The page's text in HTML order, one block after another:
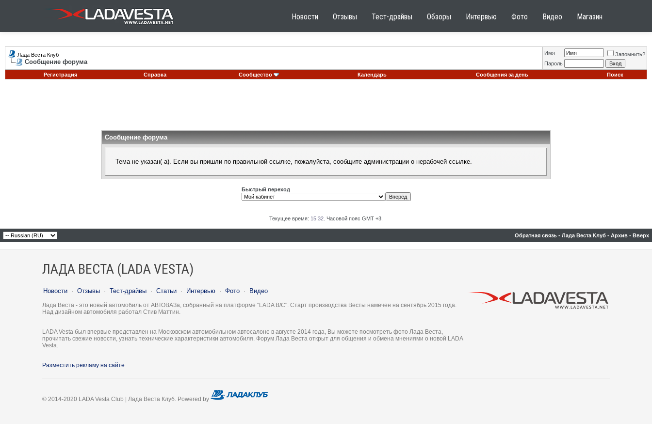
Новости Отзывы Тест-драйвы Обзоры Интервью Фото Видео Магазин
Лада Веста Клуб
Сообщение форума
Имя
Запомнить?
Пароль
Регистрация
Справка Сообщество Календарь Сообщения за день Поиск
Сообщение форума
Тема не указан(-а). Если вы пришли по правильной ссылке, пожалуйста, сообщите администрации о нерабочей ссылке.
Быстрый переход
Текущее время: 15:32 . Часовой пояс GMT +3.
Обратная связь - Лада Веста Клуб - Архив - Вверх
ЛАДА ВЕСТА (LADA VESTA)
Новости · Отзывы · Тест-драйвы · Статьи · Интервью · Фото · Видео
Лада Веста - это новый автомобиль от АВТОВАЗа, собранный на платформе "LADA B/C". Старт производства Весты намечен на сентябрь 2015 года.
Над дизайном автомобиля работал Стив Маттин.
LADA Vesta был впервые представлен на Московском автомобильном автосалоне в августе 2014 года, Вы можете посмотреть фото Лада Веста,
прочитать свежие новости, узнать технические характеристики автомобиля. Форум Лада Веста открыт для общения и обмена мнениями о новой LADA
Vesta.
Разместить рекламу на сайте
© 2014-2020 LADA Vesta Club | Лада Веста Клуб. Powered by